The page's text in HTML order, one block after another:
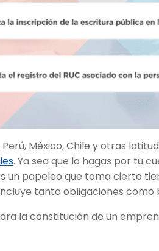
México, Chile y otras
. Ya sea que lo hagas por tu
un papeleo que toma cierto
tanto obligaciones
la constitución de un